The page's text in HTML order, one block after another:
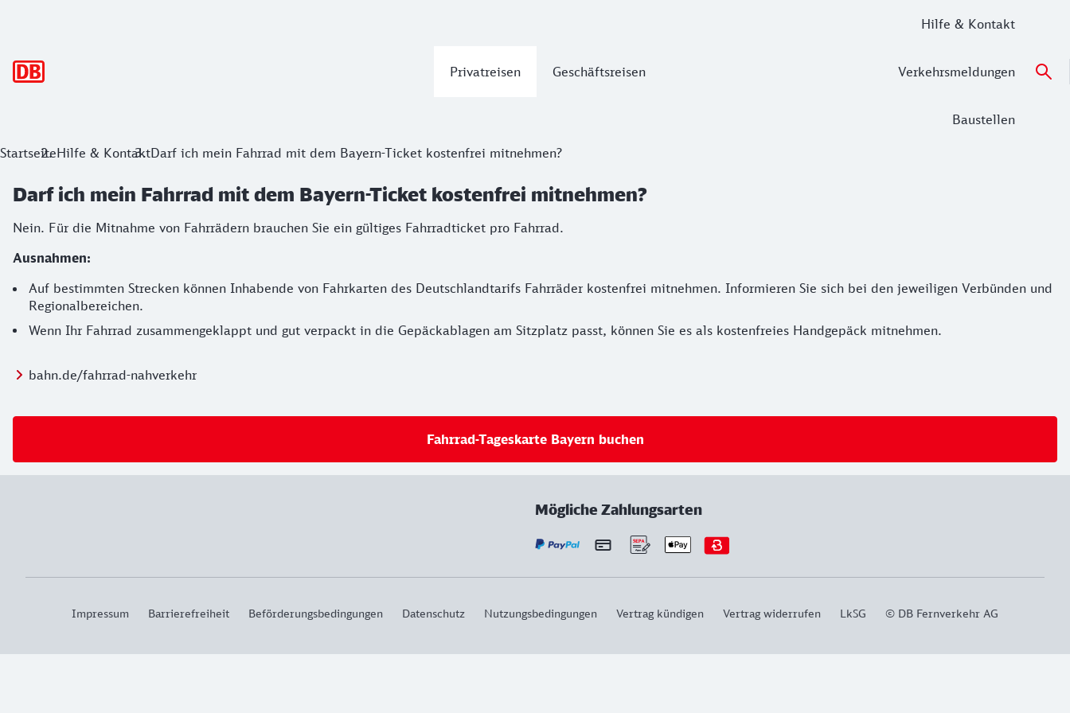
Privatreisen Geschäftsreisen
Hilfe & Kontakt
Verkehrsmeldungen
Baustellen
StartseiteHilfe & KontaktDarf ich mein Fahrrad mit dem Bayern-Ticket kostenfrei mitnehmen?
Darf ich mein Fahrrad mit dem Bayern-Ticket kostenfrei mitnehmen?
Nein. Für die Mitnahme von Fahrrädern brauchen Sie ein gültiges Fahrradticket pro Fahrrad.
Ausnahmen:
Auf bestimmten Strecken können Inhabende von Fahrkarten des Deutschlandtarifs Fahrräder kostenfrei mitnehmen. Informieren Sie sich bei den jeweiligen Verbünden und
Regionalbereichen.
Wenn Ihr Fahrrad zusammengeklappt und gut verpackt in die Gepäckablagen am Sitzplatz passt, können Sie es als kostenfreies Handgepäck mitnehmen.
bahn.de/fahrrad-nahverkehr
Fahrrad-Tageskarte Bayern buchen
Mögliche Zahlungsarten
Impressum Barrierefreiheit Beförderungsbedingungen Datenschutz Nutzungsbedingungen Vertrag kündigen Vertrag widerrufen LkSG © DB Fernverkehr AG